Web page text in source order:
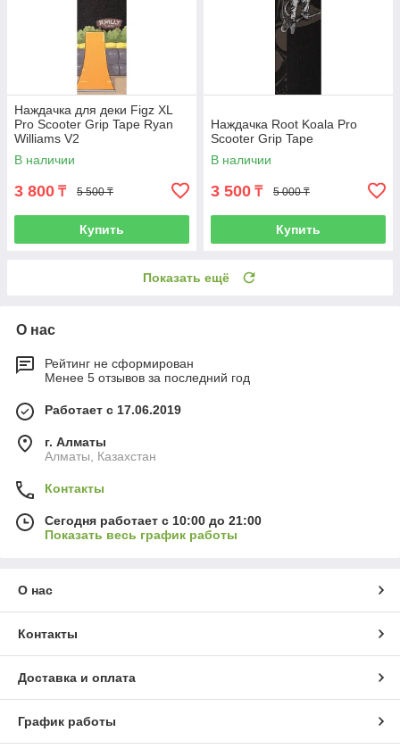
Наждачка для деки Figz XL
Pro Scooter Grip Tape Ryan
Williams V2
В наличии
3 800 ₸ 5 500 ₸
Купить
Наждачка Root Koala Pro
Scooter Grip Tape
В наличии
3 500 ₸ 5 000 ₸
Купить
Показать ещё
О нас
Рейтинг не сформирован
Менее 5 отзывов за последний год
Работает с 17.06.2019
г. Алматы
Алматы, Казахстан
Контакты
Сегодня работает с 10:00 до 21:00
Показать весь график работы
О нас
Контакты
Доставка и оплата
График работы